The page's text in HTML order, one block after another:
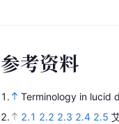
参考资料
1.
Terminology in lucid
2.
2.1 2.2 2.3 2.4 2.5